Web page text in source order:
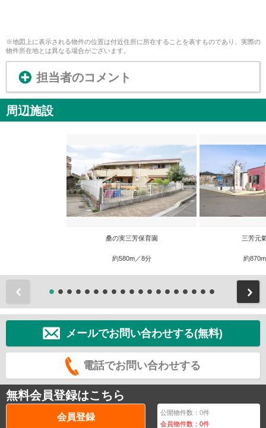
※地図上に表示される物件の位置は付近住所に所在することを表すものであり、実際の
物件所在地とは異なる場合がございます。
担当者のコメント
周辺施設
桑の実三芳保育園
約580m／8分
三芳元
約
メールでお問い合わせする(無料)
電話でお問い合わせする
無料会員登録はこちら
会員登録 公開物件数：0件
会員物件数：0件